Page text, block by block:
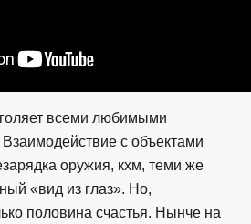
всеми любимыми
с объектами
оружия, кхм, теми же
«вид из глаз». Но,
половина счастья. Нынче на